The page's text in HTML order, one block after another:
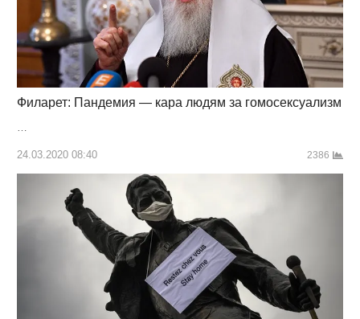
Филарет: Пандемия — кара людям за гомосексуализм
…
24.03.2020 08:40 2386